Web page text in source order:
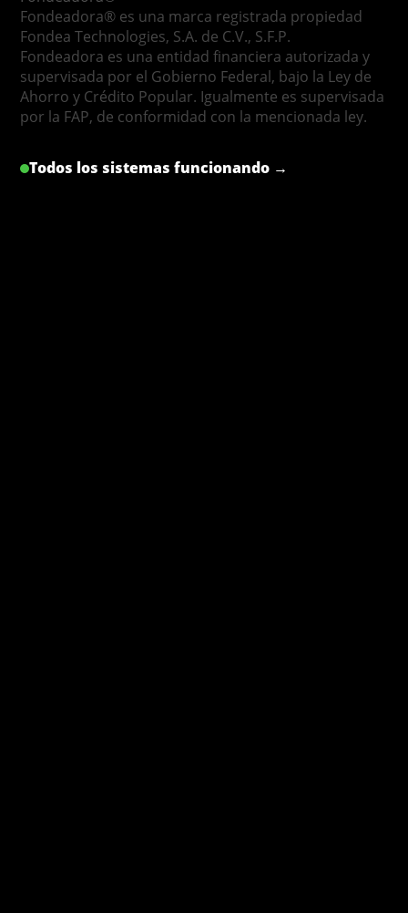
Fondeadora® es una marca registrada propiedad
Fondea Technologies, S.A. de C.V., S.F.P.
Fondeadora es una entidad financiera autorizada y
supervisada por el Gobierno Federal, bajo la Ley de
Ahorro y Crédito Popular. Igualmente es supervisada
por la FAP, de conformidad con la mencionada ley.
Todos los sistemas funcionando →